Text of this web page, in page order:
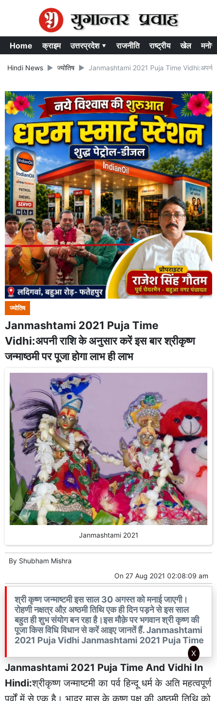
Home क्राइम उत्तरप्रदेश ▾ राजनीति राष्ट्रीय खेल
Hindi News ज्योतिष Janmashtami 2021 Puja Time Vidhi:अपनी
ज्योतिष
Janmashtami 2021 Puja Time
Vidhi:अपनी राशि के अनुसार करें इस बार श्रीकृष्ण
जन्माष्ठमी पर पूजा होगा लाभ ही लाभ
Janmashtami 2021
By Shubham Mishra
On 27 Aug 2021 02:08:09 am
श्री कृष्ण जन्माष्टमी इस साल 30 अगस्त को मनाई जाएगी।
रोहणी नक्षत्र औऱ अष्ठमी तिथि एक ही दिन पड़ने से इस साल
बहुत ही शुभ संयोग बन रहा है।इस मौक़े पर भगवान श्री कृष्ण की
पूजा किस विधि विधान से करें आइए जानतें हैं. Janmashtami
2021 Puja Vidhi Janmashtami 2021 Puja Time
Janmashtami 2021 Puja Time And Vidhi In
Hindi:श्रीकृष्ण जन्माष्टमी का पर्व हिन्दू धर्म के अति महत्वपूर्ण
X